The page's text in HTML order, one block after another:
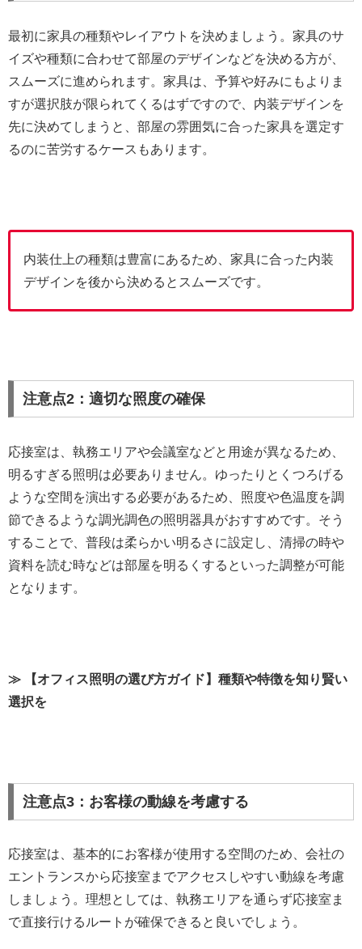
最初に家具の種類やレイアウトを決めましょう。家具のサ
イズや種類に合わせて部屋のデザインなどを決める方が、
スムーズに進められます。家具は、予算や好みにもよりま
すが選択肢が限られてくるはずですので、内装デザインを
先に決めてしまうと、部屋の雰囲気に合った家具を選定す
るのに苦労するケースもあります。
内装仕上の種類は豊富にあるため、家具に合った内装
デザインを後から決めるとスムーズです。
注意点2：適切な照度の確保
応接室は、執務エリアや会議室などと用途が異なるため、
明るすぎる照明は必要ありません。ゆったりとくつろげる
ような空間を演出する必要があるため、照度や色温度を調
節できるような調光調色の照明器具がおすすめです。そう
することで、普段は柔らかい明るさに設定し、清掃の時や
資料を読む時などは部屋を明るくするといった調整が可能
となります。
≫ 【オフィス照明の選び方ガイド】種類や特徴を知り賢い
選択を
注意点3：お客様の動線を考慮する
応接室は、基本的にお客様が使用する空間のため、会社の
エントランスから応接室までアクセスしやすい動線を考慮
しましょう。理想としては、執務エリアを通らず応接室ま
で直接行けるルートが確保できると良いでしょう。